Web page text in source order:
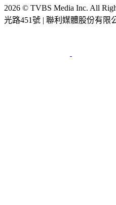
2026 © TVBS Media Inc. All
光路451號 | 聯利媒體股份有限